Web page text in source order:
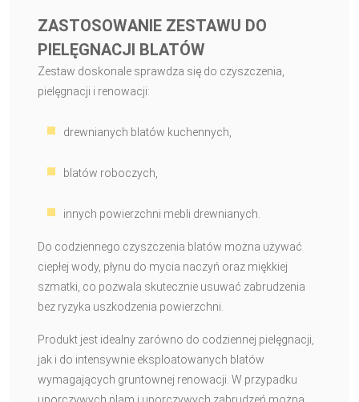
ZASTOSOWANIE ZESTAWU DO
PIELĘGNACJI BLATÓW
Zestaw doskonale sprawdza się do czyszczenia,
pielęgnacji i renowacji:
drewnianych blatów kuchennych,
blatów roboczych,
innych powierzchni mebli drewnianych.
Do codziennego czyszczenia blatów można używać
ciepłej wody, płynu do mycia naczyń oraz miękkiej
szmatki, co pozwala skutecznie usuwać zabrudzenia
bez ryzyka uszkodzenia powierzchni.
Produkt jest idealny zarówno do codziennej pielęgnacji,
jak i do intensywnie eksploatowanych blatów
wymagających gruntownej renowacji. W przypadku